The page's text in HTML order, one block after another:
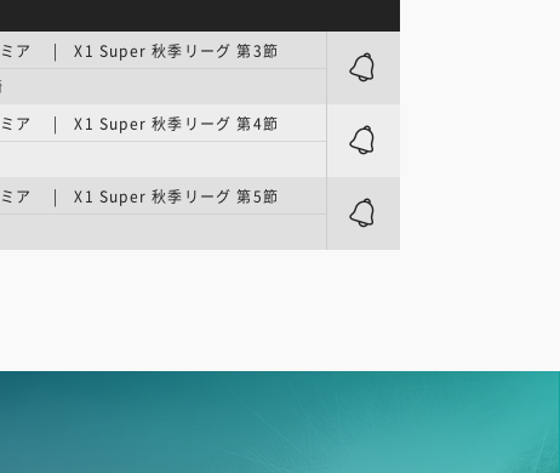
ミア | X1 Super 秋季リーグ 第3節
ミア | X1 Super 秋季リーグ 第4節
ミア | X1 Super 秋季リーグ 第5節